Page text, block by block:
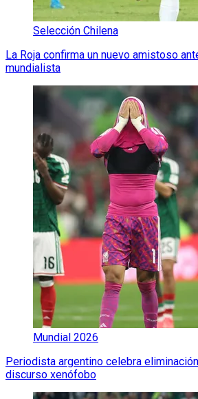
Selección Chilena
La Roja confirma un nuevo amistoso
mundialista
Mundial 2026
Periodista argentino celebra
discurso xenófobo